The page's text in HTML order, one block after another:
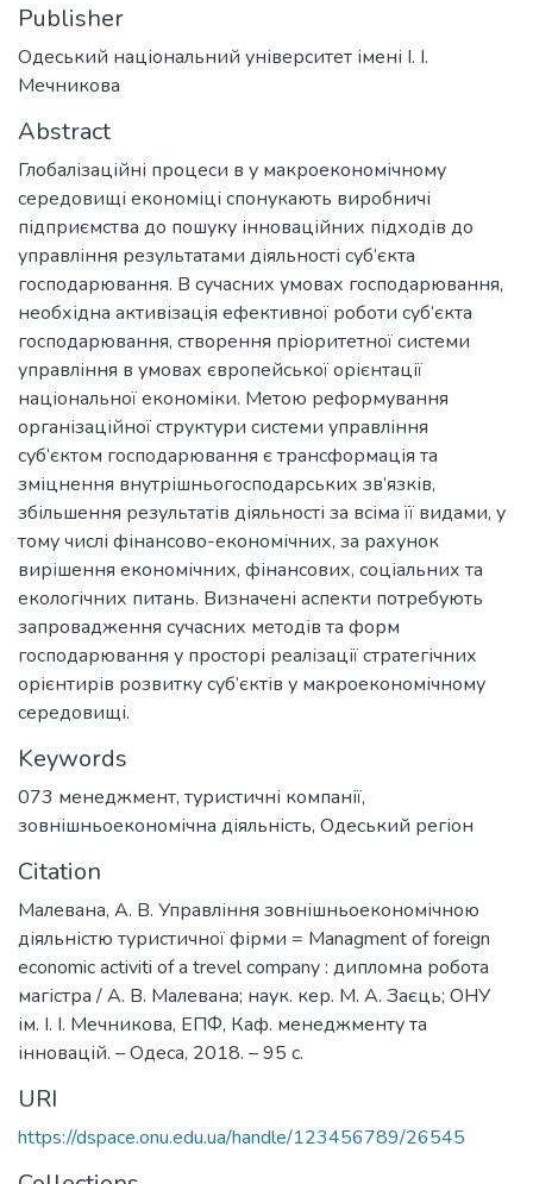
Publisher
Одеський національний університет імені І. І.
Мечникова
Abstract
Глобалізаційні процеси в у макроекономічному
середовищі економіці спонукають виробничі
підприємства до пошуку інноваційних підходів до
управління результатами діяльності суб’єкта
господарювання. В сучасних умовах господарювання,
необхідна активізація ефективної роботи суб’єкта
господарювання, створення пріоритетної системи
управління в умовах європейської орієнтації
національної економіки. Метою реформування
організаційної структури системи управління
суб’єктом господарювання є трансформація та
зміцнення внутрішньогосподарських зв’язків,
збільшення результатів діяльності за всіма її видами, у
тому числі фінансово-економічних, за рахунок
вирішення економічних, фінансових, соціальних та
екологічних питань. Визначені аспекти потребують
запровадження сучасних методів та форм
господарювання у просторі реалізації стратегічних
орієнтирів розвитку суб’єктів у макроекономічному
середовищі.
Keywords
073 менеджмент, туристичні компанії,
зовнішньоекономічна діяльність, Одеський регіон
Citation
Малевана, А. В. Управління зовнішньоекономічною
діяльністю туристичної фірми = Managment of foreign
economic activiti of a trevel company : дипломна робота
магістра / А. В. Малевана; наук. кер. М. А. Заєць; ОНУ
ім. І. І. Мечникова, ЕПФ, Каф. менеджменту та
інновацій. – Одеса, 2018. – 95 с.
URI
https://dspace.onu.edu.ua/handle/123456789/26545